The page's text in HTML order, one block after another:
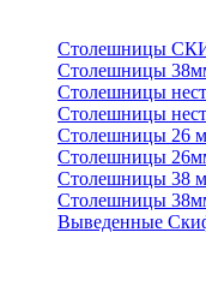
Столешницы
Столешницы
Столешницы
Столешницы
Столешницы 26
Столешницы
Столешницы 38
Столешницы
Выведенные